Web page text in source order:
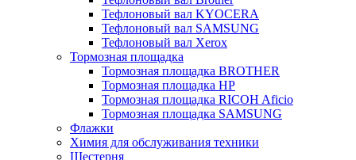
Тефлоновый вал KYOCERA
Тефлоновый вал SAMSUNG
Тефлоновый вал Xerox
Тормозная площадка
Тормозная площадка BROTHER
Тормозная площадка HP
Тормозная площадка RICOH Aficio
Тормозная площадка SAMSUNG
Флажки
Химия для обслуживания техники
Шестерня